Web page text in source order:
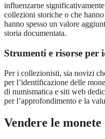
influenzarne
collezioni storiche o che
hanno spesso un valore
storia documentata.
Strumenti e risorse per
Per i collezionisti, sia novizi
per l’identificazione delle
di numismatica e siti web
per l’approfondimento e la
Vendere le